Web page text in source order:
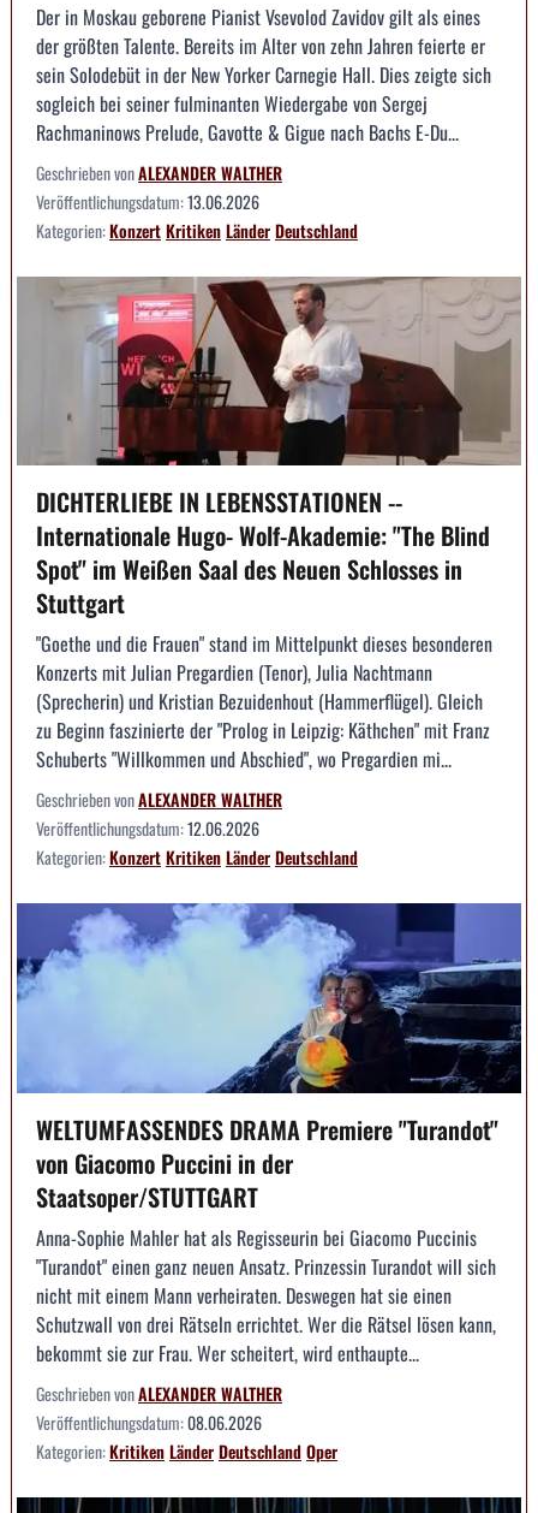
Der in Moskau geborene Pianist Vsevolod Zavidov gilt als eines
der größten Talente. Bereits im Alter von zehn Jahren feierte er
sein Solodebüt in der New Yorker Carnegie Hall. Dies zeigte sich
sogleich bei seiner fulminanten Wiedergabe von Sergej
Rachmaninows Prelude, Gavotte & Gigue nach Bachs E-Du...
Geschrieben vonALEXANDER WALTHER
Veröffentlichungsdatum:13.06.2026
Kategorien:KonzertKritikenLänderDeutschland
DICHTERLIEBE IN LEBENSSTATIONEN --
Internationale Hugo- Wolf-Akademie: "The Blind
Spot" im Weißen Saal des Neuen Schlosses in
Stuttgart
"Goethe und die Frauen" stand im Mittelpunkt dieses besonderen
Konzerts mit Julian Pregardien (Tenor), Julia Nachtmann
(Sprecherin) und Kristian Bezuidenhout (Hammerflügel). Gleich
zu Beginn faszinierte der "Prolog in Leipzig: Käthchen" mit Franz
Schuberts "Willkommen und Abschied", wo Pregardien mi...
Geschrieben vonALEXANDER WALTHER
Veröffentlichungsdatum:12.06.2026
Kategorien:KonzertKritikenLänderDeutschland
WELTUMFASSENDES DRAMA Premiere "Turandot"
von Giacomo Puccini in der
Staatsoper/STUTTGART
Anna-Sophie Mahler hat als Regisseurin bei Giacomo Puccinis
"Turandot" einen ganz neuen Ansatz. Prinzessin Turandot will sich
nicht mit einem Mann verheiraten. Deswegen hat sie einen
Schutzwall von drei Rätseln errichtet. Wer die Rätsel lösen kann,
bekommt sie zur Frau. Wer scheitert, wird enthaupte...
Geschrieben vonALEXANDER WALTHER
Veröffentlichungsdatum:08.06.2026
Kategorien:KritikenLänderDeutschlandOper